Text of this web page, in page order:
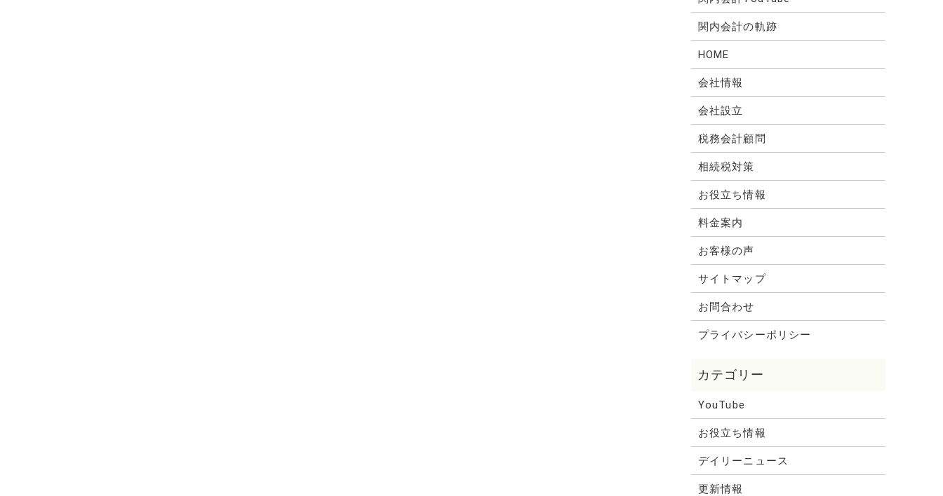
関内会計の軌跡
HOME
会社情報
会社設立
税務会計顧問
相続税対策
お役立ち情報
料金案内
お客様の声
サイトマップ
お問合わせ
プライバシーポリシー
YouTube
お役立ち情報
デイリーニュース
更新情報